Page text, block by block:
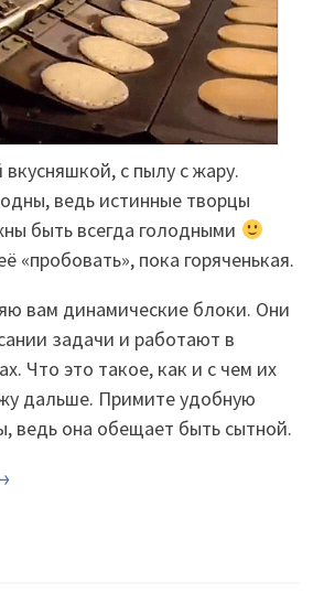
с пылу с жару.
ведь истинные творцы
быть всегда голодными
«пробовать», пока горяченькая.
вам динамические блоки. Они
задачи и работают в
Что это такое, как и с чем их
дальше. Примите удобную
ведь она обещает быть сытной.